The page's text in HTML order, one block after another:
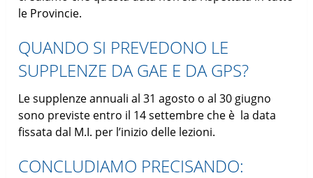
le Provincie.
QUANDO SI PREVEDONO LE
SUPPLENZE DA GAE E DA GPS?
Le supplenze annuali al 31 agosto o al 30 giugno
sono previste entro il 14 settembre che è la data
fissata dal M.I. per l’inizio delle lezioni.
CONCLUDIAMO PRECISANDO: